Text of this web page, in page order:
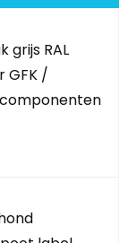
grijs RAL
GFK /